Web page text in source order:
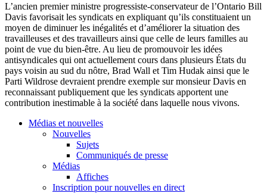
L’ancien premierministre progressiste-conservateurde l’Ontario Bill
Davis favorisait les syndicats en expliquant qu’ils constituaient un
moyen de diminuerles inégalités et d’améliorerla situation des
travailleuses et des travailleurs ainsi que celle de leurs familles au
point de vue du bien-être. Au lieu de promouvoirles idées
antisyndicales qui ont actuellement cours dans plusieurs États du
pays voisin au sud du nôtre, Brad Wall et Tim Hudak ainsi que le
Parti Wildrose devraient prendre exemple surmonsieur Davis en
reconnaissant publiquement que les syndicats apportent une
contribution inestimable à la société dans laquelle nous vivons.
Médias et nouvelles
Nouvelles
Sujets
Communiqués de presse
Médias
Affiches
Inscription pour nouvelles en direct